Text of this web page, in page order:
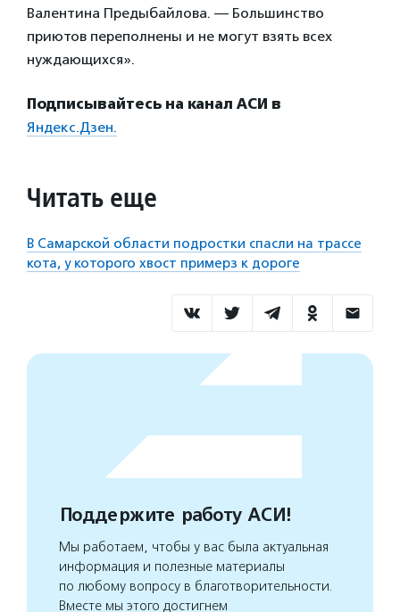
Валентина Предыбайлова. — Большинство
приютов переполнены и не могут взять всех
нуждающихся».
Подписывайтесь на канал АСИ в
Яндекс.Дзен.
Читать еще
В Самарской области подростки спасли на трассе
кота, у которого хвост примерз к дороге
Поддержите работу АСИ!
Мы работаем, чтобы у вас была актуальная
информация и полезные материалы
по любому вопросу в благотворительности.
Вместе мы этого достигнем